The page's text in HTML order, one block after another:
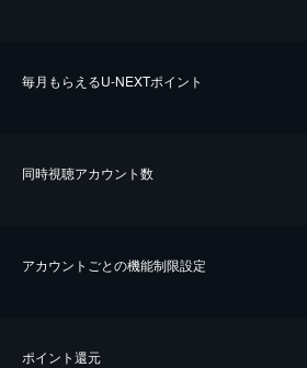
毎⽉もらえるU-NEXTポイント
同時視聴アカウント数
アカウントごとの機能制限設定
ポイント還元